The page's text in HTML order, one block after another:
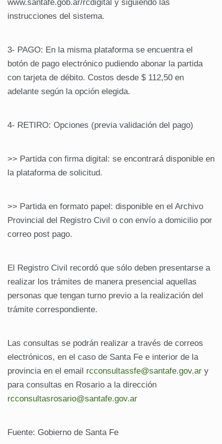
www.santafe.gob.ar/rcdigital y siguiendo las
instrucciones del sistema.
3- PAGO: En la misma plataforma se encuentra el
botón de pago electrónico pudiendo abonar la partida
con tarjeta de débito. Costos desde $ 112,50 en
adelante según la opción elegida.
4- RETIRO: Opciones (previa validación del pago)
>> Partida con firma digital: se encontrará disponible en
la plataforma de solicitud.
>> Partida en formato papel: disponible en el Archivo
Provincial del Registro Civil o con envío a domicilio por
correo post pago.
El Registro Civil recordó que sólo deben presentarse a
realizar los trámites de manera presencial aquellas
personas que tengan turno previo a la realización del
trámite correspondiente.
Las consultas se podrán realizar a través de correos
electrónicos, en el caso de Santa Fe e interior de la
provincia en el email rcconsultassfe@santafe.gov.ar y
para consultas en Rosario a la dirección
rcconsultasrosario@santafe.gov.ar
Fuente: Gobierno de Santa Fe